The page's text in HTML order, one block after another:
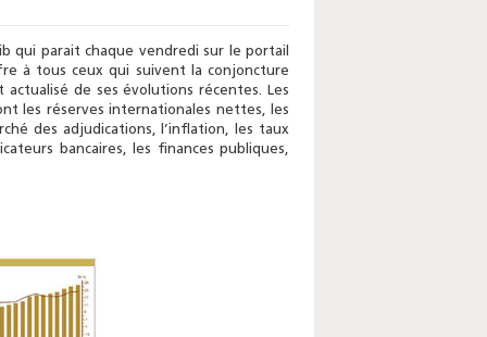
qui parait chaque vendredi sur le portail
à tous ceux qui suivent la conjoncture
de ses évolutions récentes. Les
les réserves internationales nettes, les
des adjudications, l’inflation, les taux
bancaires, les finances publiques,